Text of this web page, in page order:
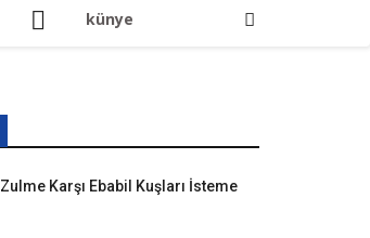
künye
Zulme Karşı Ebabil Kuşları İsteme